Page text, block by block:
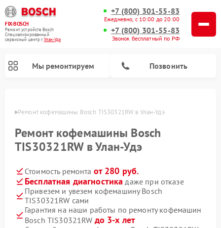
FIX-BOSCH
Ремонт устройств Bosch
Специализированный
cервисный центр г.Улан-Удэ
+7 (800) 301-55-83
Ежедневно, с 10:00 до 20:00
+7 (800) 301-55-83
Звонок бесплатный по РФ
Мы ремонтируем Позвонить
Удэ Ремонт кофемашины Bosch TIS30321RW в Улан-Удэ
Ремонт кофемашины Bosch
TIS30321RW в Улан-Удэ
Стоимость ремонта от 280 руб.
Бесплатная диагностика даже при отказе
Привезем и увезем кофемашину Bosch
TIS30321RW сами
Гарантия на наши работы по ремонту кофемашин
Bosch TIS30321RW до 3-х лет